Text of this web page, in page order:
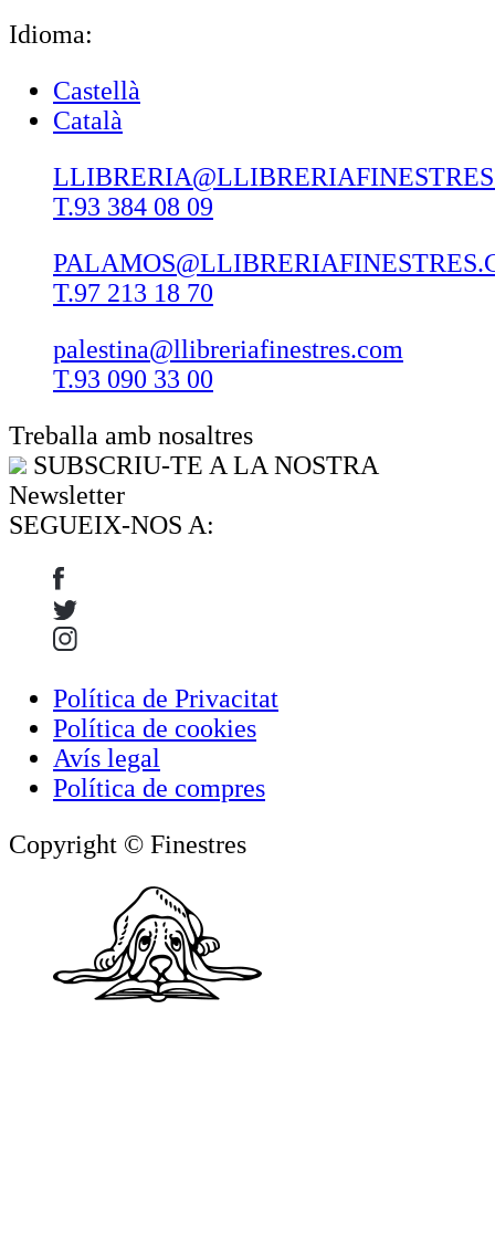
Idioma:
Castellà
Català
T.93 384 08 09
T.97 213 18 70
palestina@llibreriafinestres.com
T.93 090 33 00
Treballa amb nosaltres
SUBSCRIU-TE A LA NOSTRA
Newsletter
SEGUEIX-NOS A:
Política de Privacitat
Política de cookies
Avís legal
Política de compres
Copyright © Finestres